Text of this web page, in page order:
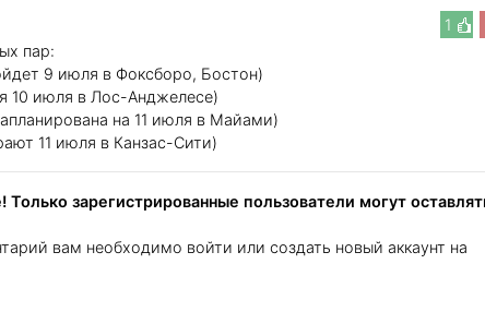
1
пар:
9 июля в Фоксборо, Бостон)
10 июля в Лос-Анджелесе)
на 11 июля в Майами)
11 июля в Канзас-Сити)
зарегистрированные пользователи могут
вам необходимо войти или создать новый аккаунт на